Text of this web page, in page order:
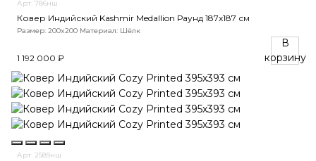
Арт. 786нш
Ковер Индийский Kashmir Medallion Раунд 187x187 см
Размер: 200x200 Материал: Шёлк
1 192 000 ₽
В
корзину
Арт. 2589нш